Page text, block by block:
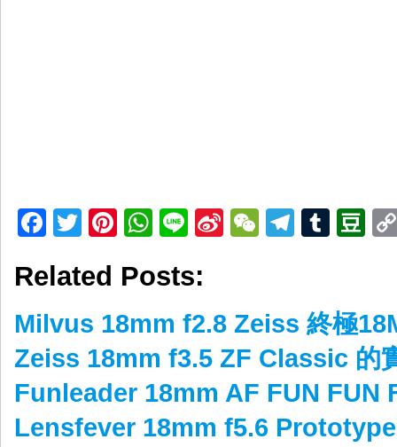
Facebook
TwitterPinterest
WhatsApp
LineSinaWeChat
Related Posts:
Milvus 18mm f2.8 Zeiss 終極
Zeiss 18mm f3.5 ZF Classic 的
Funleader 18mm AF FUN FUN
Lensfever 18mm f5.6